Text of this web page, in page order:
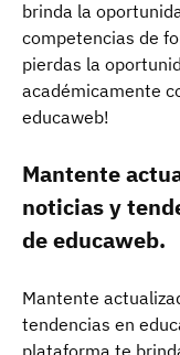
brinda la
competencias de
pierdas la
académicamente
educaweb!
Mantente
noticias y
de educaweb.
Mantente
tendencias en
plataforma te